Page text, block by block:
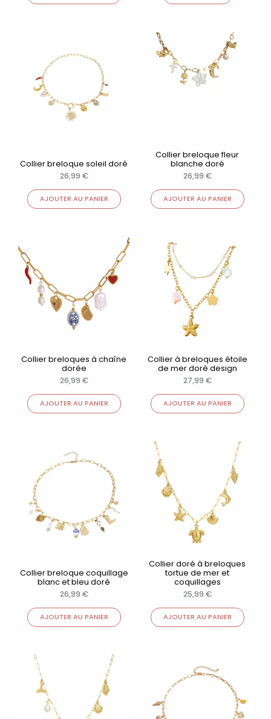
Collier breloque soleil doré
26,99 €
AJOUTER AU PANIER
Collier breloque fleur
blanche doré
26,99 €
AJOUTER AU PANIER
Collier breloques à chaîne
dorée
26,99 €
AJOUTER AU PANIER
Collier à breloques étoile
de mer doré design
27,99 €
AJOUTER AU PANIER
Collier breloque coquillage
blanc et bleu doré
26,99 €
AJOUTER AU PANIER
Collier doré à breloques
tortue de mer et
coquillages
25,99 €
AJOUTER AU PANIER